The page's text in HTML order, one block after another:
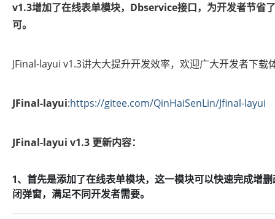
v1.3增加了在线表单模块，Dbservice接口，为开发者节省
可。
JFinal-layui v1.3讲大大提升开发效率，欢迎广大开发者下载
JFinal-layui:https://gitee.com/QinHaiSenLin/Jfinal-layui
JFinal-layui v1.3 更新内容：
1、首先是添加了在线表单模块，这一模块可以快速完成增
闭弹窗，满足不同开发者需要。